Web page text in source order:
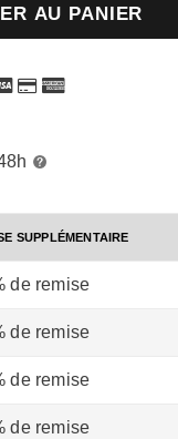
SUPPLÉMENTAIRE
de remise
de remise
de remise
de remise